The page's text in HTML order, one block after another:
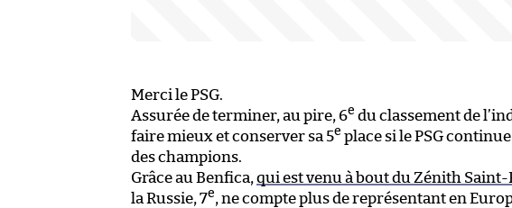
Merci le PSG.
Assurée de terminer, au pire, 6e du classement de
faire mieux et conserver sa 5e place si le PSG
des champions.
Grâce au Benfica, qui est venu à bout du Zénith
la Russie, 7e, ne compte plus de représentant en